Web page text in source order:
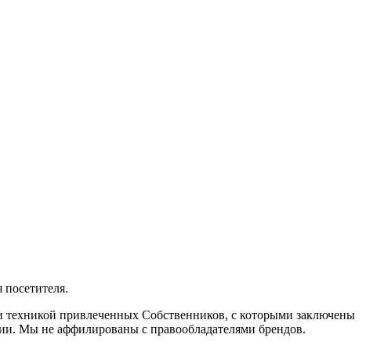
посетителя.
привлеченных Собственников, с которыми заключены
Мы не аффилированы с правообладателями брендов.